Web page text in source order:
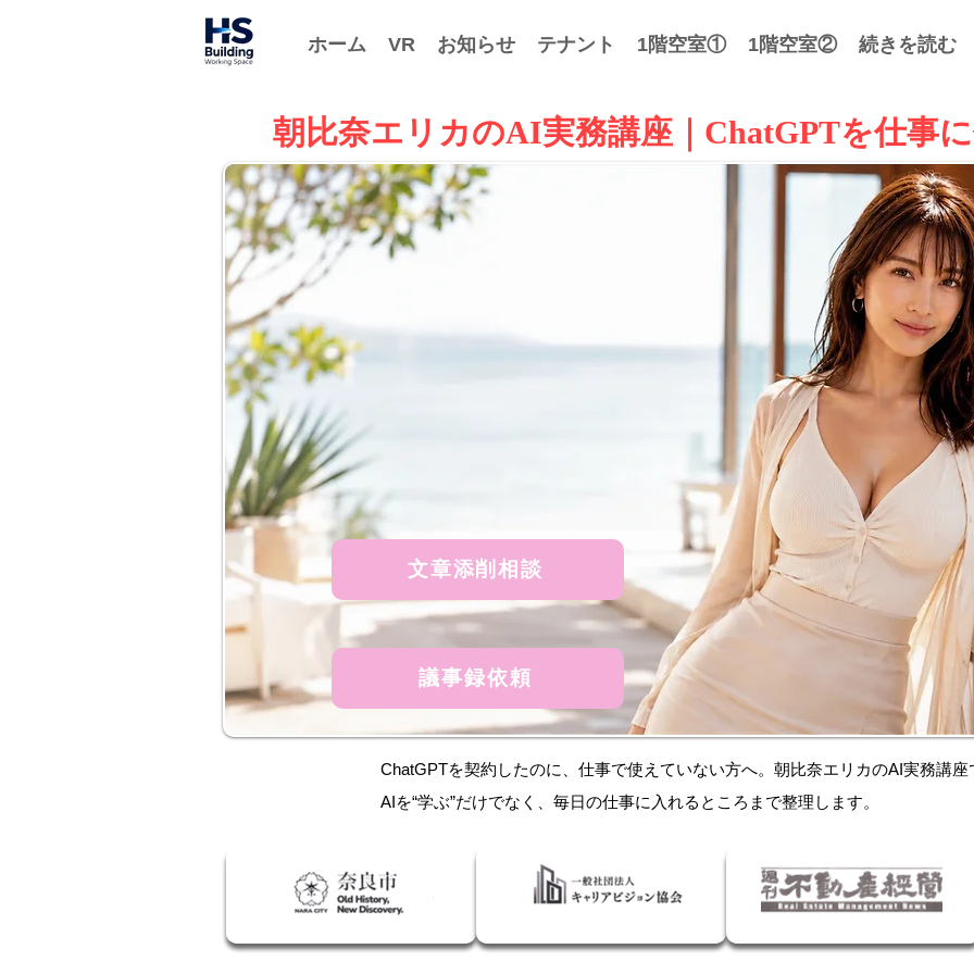
ホーム VR お知らせ テナント 1階空室① 1階空室② 続きを読む
朝比奈エリカのAI実務講座｜ChatGPTを仕事
文章添削相談
議事録依頼
ChatGPTを契約したのに、仕事で使えていない方へ。朝比奈エリカのAI実務講座
AIを“学ぶ”だけでなく、毎日の仕事に入れるところまで整理します。